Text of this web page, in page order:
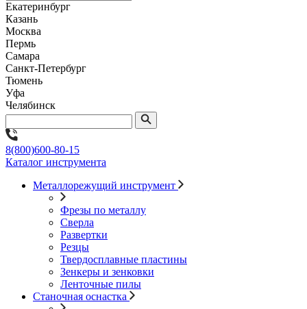
Екатеринбург
Казань
Москва
Пермь
Самара
Санкт-Петербург
Тюмень
Уфа
Челябинск
8(800)600-80-15
Каталог инструмента
Металлорежущий инструмент
Фрезы по металлу
Сверла
Развертки
Резцы
Твердосплавные пластины
Зенкеры и зенковки
Ленточные пилы
Станочная оснастка